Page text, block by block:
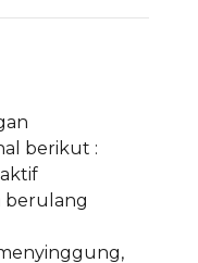
berikut :
berulang